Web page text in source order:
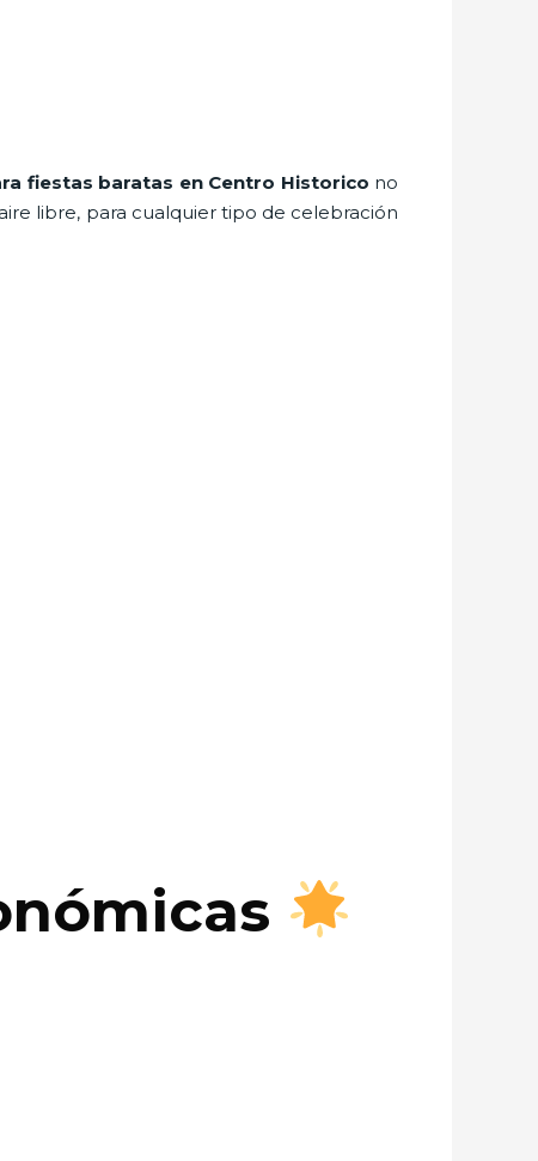
fiestas baratas en Centro Historico no
libre, para cualquier tipo de celebración